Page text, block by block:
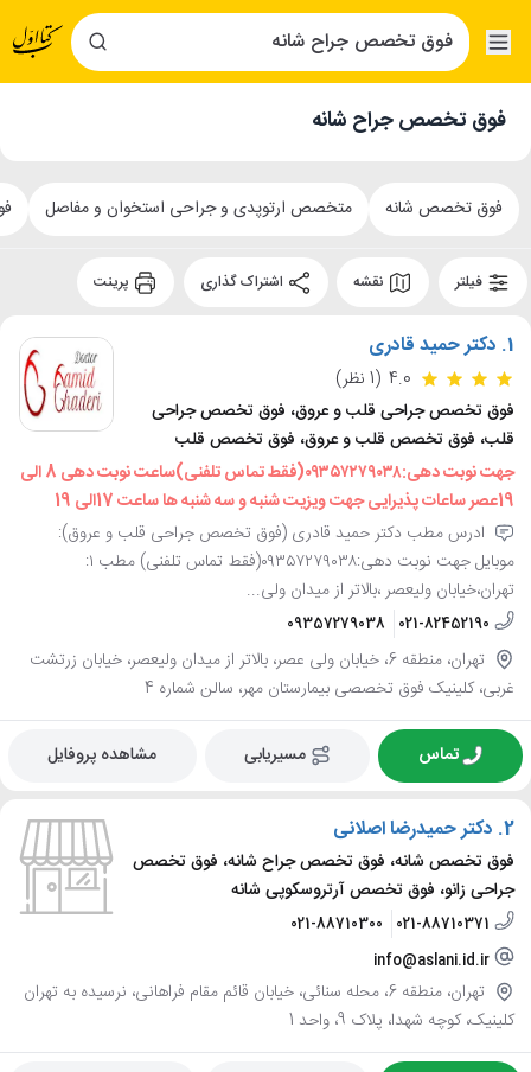
فوق تخصص جراح شانه
فوق تخصص شانه متخصص ارتوپدی و جراحی استخوان و مفاصل
فیلتر نقشه
1. دکتر حمید قادری
4.0 (1 نظر)
فوق تخصص جراحی قلب و عروق، فوق تخصص جراحی
قلب، فوق تخصص قلب و عروق، فوق تخصص قلب
جهت نوبت دهی:٠٩٣٥٧٢٧٩٠٣٨(فقط تماس تلفنی)ساعت نوبت دهی 8 الی
19عصر ساعات پذیرایی جهت ویزیت شنبه و سه شنبه ها ساعت 17الی 19
ادرس مطب دکتر حمید قادری (فوق تخصص جراحی قلب و عروق):
موبایل جهت نوبت دهی:٠٩٣٥٧٢٧٩٠٣٨(فقط تماس تلفنی) مطب ١:
تهران،خیابان ولیعصر ،بالاتر از میدان ولی...
021-82452190
09357279038
تهران، منطقه 6، خیابان ولی عصر، بالاتر از میدان ولیعصر، خیابان زرتشت
غربی، کلینیک فوق تخصصی بیمارستان مهر، سالن شماره 4
تماس مسیریابی مشاهده پروفایل
2. دکتر حمیدرضا اصلانی
فوق تخصص شانه، فوق تخصص جراح شانه، فوق تخصص
جراحی زانو، فوق تخصص آرتروسکوپی شانه
021-88710371
021-88710300
info@aslani.id.ir
تهران، منطقه 6، محله سنائی، خیابان قائم مقام فراهانی، نرسیده به تهران
کلینیک، کوچه شهدا، پلاک 9، واحد 1